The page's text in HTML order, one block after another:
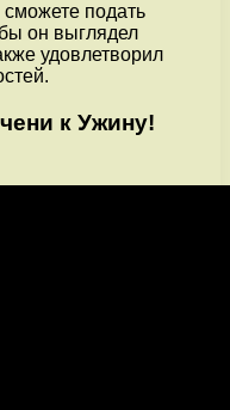
подать
он выглядел
удовлетворил
к Ужину!